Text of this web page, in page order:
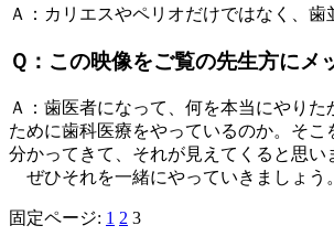
Ａ：カリエスやペリオだけではなく、
Ｑ：この映像をご覧の先生方にメ
Ａ：歯医者になって、何を本当にやり
ために歯科医療をやっているのか。そ
分かってきて、それが見えてくると思い
ぜひそれを一緒にやっていきましょう。
固定ページ: 1 2 3